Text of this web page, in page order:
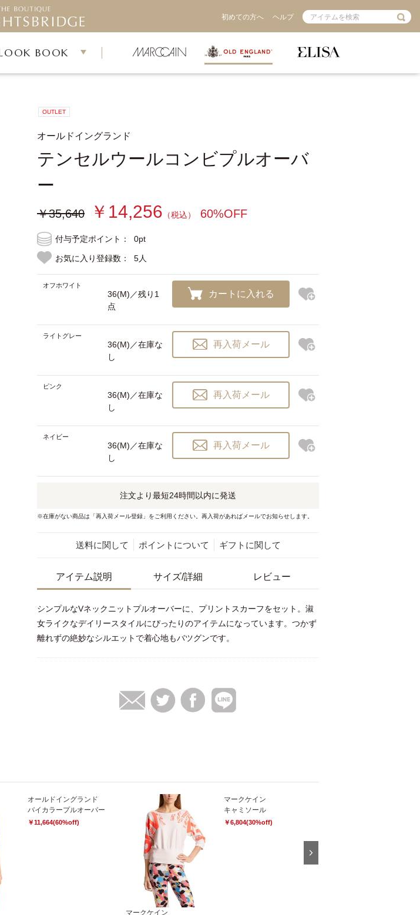
初めての方へ ヘルプ
BOOK
OUTLET
オールドイングランド
テンセルウールコンビプルオーバ
ー
￥35,640 ￥14,256 （税込） 60%OFF
付与予定ポイント： 0pt
お気に入り登録数： 5人
オフホワイト
36(M)／残り1
点
カートに入れる
ライトグレー
36(M)／在庫な
し
再入荷メール
ピンク
36(M)／在庫な
し
再入荷メール
ネイビー
36(M)／在庫な
し
再入荷メール
注文より最短24時間以内に発送
※在庫がない商品は「再入荷メール登録」をご利用ください。再入荷があればメールでお知らせします。
送料に関して ポイントについて ギフトに関して
アイテム説明 サイズ/詳細 レビュー
シンプルなVネックニットプルオーバーに、プリントスカーフをセット。淑
女ライクなデイリースタイルにぴったりのアイテムになっています。つかず
離れずの絶妙なシルエットで着心地もバツグンです。
オールドイングランド
バイカラープルオーバー
￥11,664(60%off)
マークケイン
マークケイン
キャミソール
￥6,804(30%off)